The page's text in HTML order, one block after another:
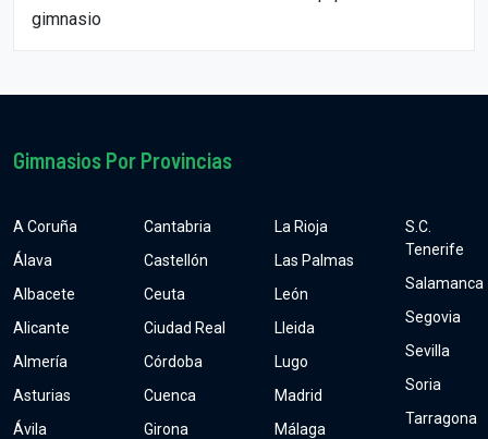
gimnasio
Gimnasios Por Provincias
A Coruña
Álava
Albacete
Alicante
Almería
Asturias
Ávila
Cantabria
Castellón
Ceuta
Ciudad Real
Córdoba
Cuenca
Girona
La Rioja
Las Palmas
León
Lleida
Lugo
Madrid
Málaga
S.C.
Tenerife
Salamanca
Segovia
Sevilla
Soria
Tarragona